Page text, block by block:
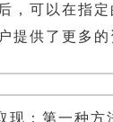
，可以在指
提供了更多的
现：第一种